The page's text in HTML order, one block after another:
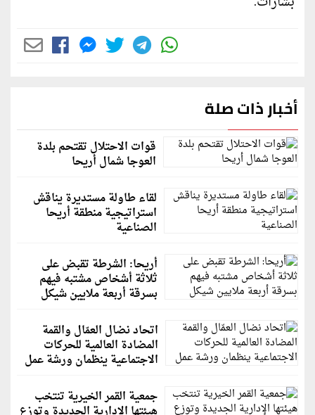
أخبار ذات صلة
قوات الاحتلال تقتحم بلدة
العوجا شمال أريحا
لقاء طاولة مستديرة يناقش
استراتيجية منطقة أريحا
الصناعية
أريحا: الشرطة تقبض على
ثلاثة أشخاص مشتبه فيهم
بسرقة أربعة ملايين شيكل
اتحاد نضال العمّال والقمة
المضادة العالمية للحركات
الاجتماعية ينظمان ورشة عمل
جمعية القمر الخيرية تنتخب